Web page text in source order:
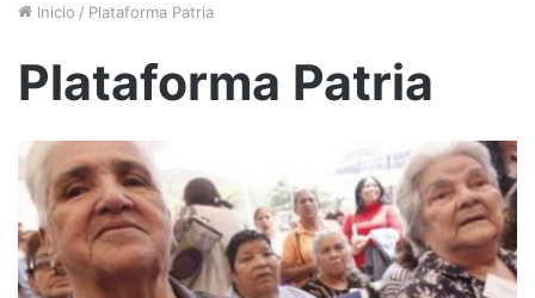
Inicio / Plataforma Patria
Plataforma Patria